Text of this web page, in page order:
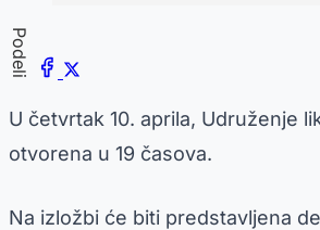
Podeli
U četvrtak 10. aprila, Udruženje
otvorena u 19 časova.
Na izložbi će biti predstavljena